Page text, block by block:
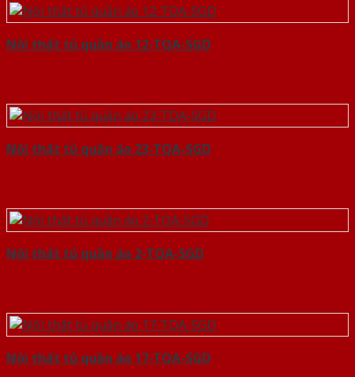
Nội thất tủ quần áo 12-TQA-SGD
Nội thất tủ quần áo 23-TQA-SGD
Nội thất tủ quần áo 2-TQA-SGD
Nội thất tủ quần áo 17-TQA-SGD